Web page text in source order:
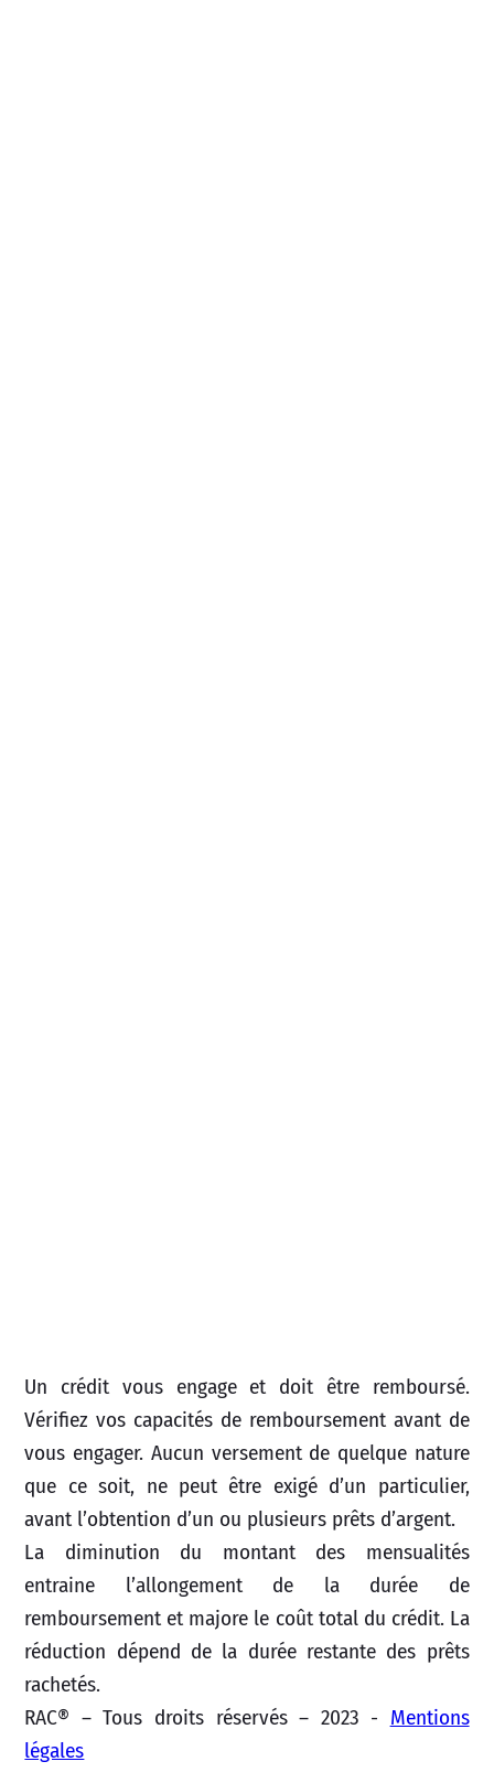
Un crédit vous engage et doit être remboursé.
Vérifiez vos capacités de remboursement avant de
vous engager. Aucun versement de quelque nature
que ce soit, ne peut être exigé d’un particulier,
avant l’obtention d’un ou plusieurs prêts d’argent.
La diminution du montant des mensualités
entraine l’allongement de la durée de
remboursement et majore le coût total du crédit. La
réduction dépend de la durée restante des prêts
rachetés.
RAC® – Tous droits réservés – 2023 - Mentions
légales